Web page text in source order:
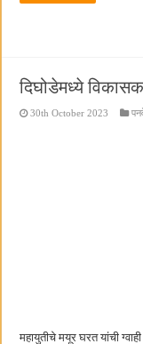
दिघोडेमध्ये
30th October 2023
महायुतीचे मयूर घरत यांची